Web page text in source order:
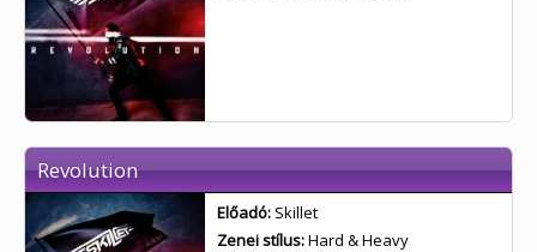
Revolution
Előadó: Skillet
Zenei stílus:Hard & Heavy